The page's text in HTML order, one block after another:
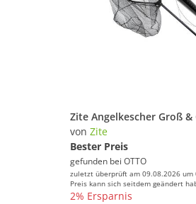
von Zite
Bester Preis
gefunden bei OTTO
zuletzt überprüft am 09.08.2026 um
Preis kann sich seitdem geändert
2% Ersparnis